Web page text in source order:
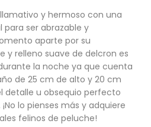
y hermoso con una
ser abrazable y
aparte por su
y relleno suave de delcron es
la noche ya que cuenta
de 25 cm de alto y 20 cm
detalle u obsequio perfecto
lo pienses más y adquiere
felinos de peluche!